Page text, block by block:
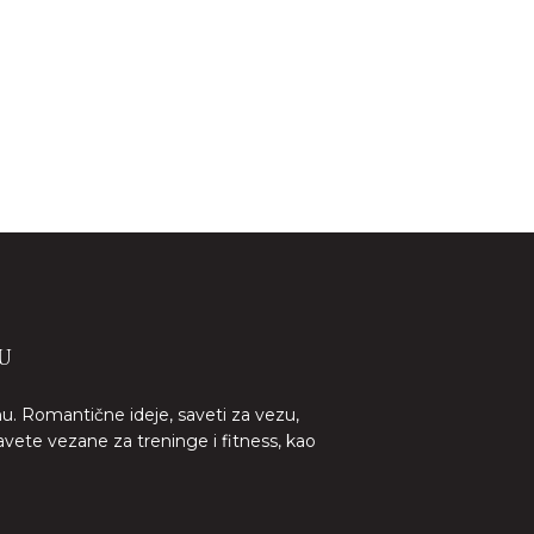
Romantične ideje, saveti za vezu,
vezane za treninge i fitness, kao